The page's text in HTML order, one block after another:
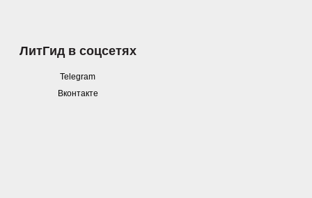
ЛитГид в соцсетях
Telegram
Вконтакте